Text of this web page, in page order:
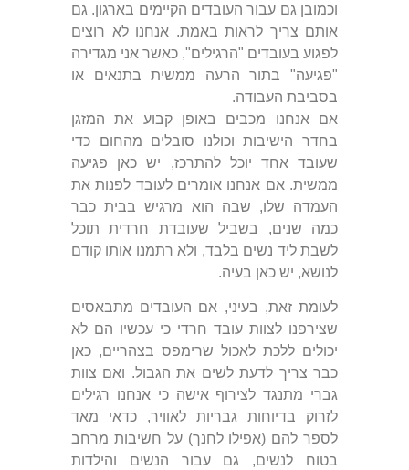
וכמובן גם עבור העובדים הקיימים בארגון. גם
אותם צריך לראות באמת. אנחנו לא רוצים
לפגוע בעובדים "הרגילים", כאשר אני מגדירה
"פגיעה" בתור הרעה ממשית בתנאים או
בסביבת העבודה.
אם אנחנו מכבים באופן קבוע את המזגן
בחדר הישיבות וכולנו סובלים מהחום כדי
שעובד אחד יוכל להתרכז, יש כאן פגיעה
ממשית. אם אנחנו אומרים לעובד לפנות את
העמדה שלו, שבה הוא מרגיש בבית כבר
כמה שנים, בשביל שעובדת חרדית תוכל
לשבת ליד נשים בלבד, ולא רתמנו אותו קודם
לנושא, יש כאן בעיה.
לעומת זאת, בעיני, אם העובדים מתבאסים
שצירפנו לצוות עובד חרדי כי עכשיו הם לא
יכולים ללכת לאכול שרימפס בצהריים, כאן
כבר צריך לדעת לשים את הגבול. ואם צוות
גברי מתנגד לצירוף אישה כי אנחנו רגילים
לזרוק בדיוחות גבריות לאוויר, כדאי מאד
לספר להם (אפילו לחנך) על חשיבות מרחב
בטוח לנשים, גם עבור הנשים והילדות